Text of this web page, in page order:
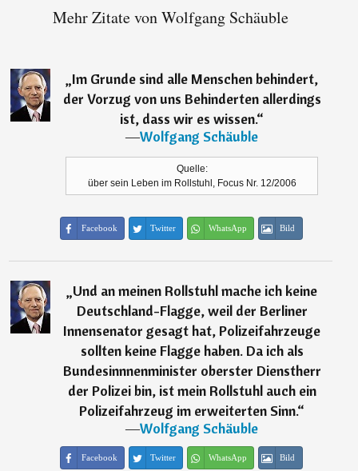
Mehr Zitate von Wolfgang Schäuble
„Im Grunde sind alle Menschen behindert,
der Vorzug von uns Behinderten allerdings
ist, dass wir es wissen.“
―Wolfgang Schäuble
Quelle:
über sein Leben im Rollstuhl, Focus Nr. 12/2006
Facebook Twitter WhatsApp Bild
„Und an meinen Rollstuhl mache ich keine
Deutschland-Flagge, weil der Berliner
Innensenator gesagt hat, Polizeifahrzeuge
sollten keine Flagge haben. Da ich als
Bundesinnnenminister oberster Dienstherr
der Polizei bin, ist mein Rollstuhl auch ein
Polizeifahrzeug im erweiterten Sinn.“
―Wolfgang Schäuble
Facebook Twitter WhatsApp Bild